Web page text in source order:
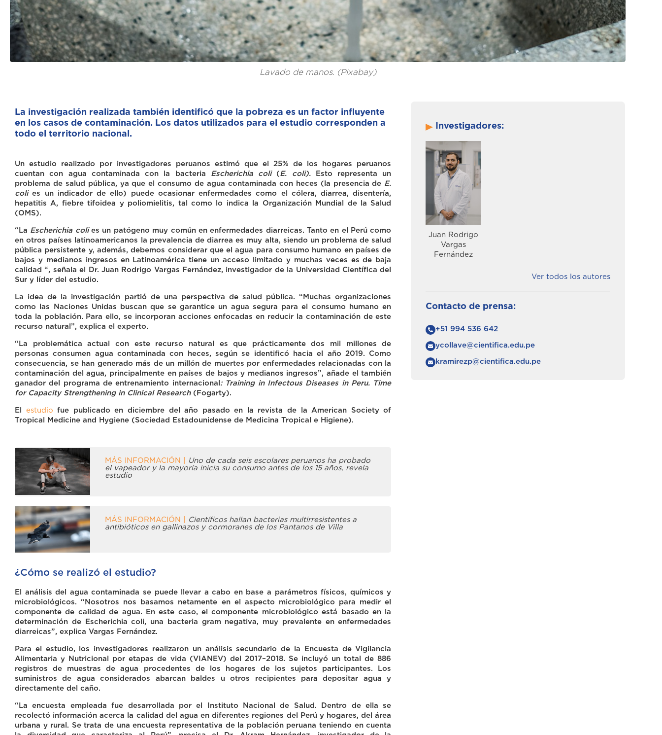
Lavado de manos. (Pixabay)
La investigación realizada también identificó que la pobreza es un factor influyente
en los casos de contaminación. Los datos utilizados para el estudio corresponden a
todo el territorio nacional.
Un estudio realizado por investigadores peruanos estimó que el 25% de los hogares peruanos
cuentan con agua contaminada con la bacteria Escherichia coli(E. coli). Esto representa un
problema de salud pública, ya que el consumo de agua contaminada con heces (la presencia de E.
colies un indicador de ello) puede ocasionar enfermedades como el cólera, diarrea, disentería,
hepatitis A, fiebre tifoidea y poliomielitis, tal como lo indica la Organización Mundial de la Salud
(OMS).
“La Escherichia colies un patógeno muy común en enfermedades diarreicas. Tanto en el Perú como
en otros países latinoamericanos la prevalencia de diarrea es muy alta, siendo un problema de salud
pública persistente y, además, debemos considerar que el agua para consumo humano en países de
bajos y medianos ingresos en Latinoamérica tiene un acceso limitado y muchas veces es de baja
calidad “, señala el Dr. Juan Rodrigo Vargas Fernández, investigador de la Universidad Científica del
Sur y líder del estudio.
La idea de la investigación partió de una perspectiva de salud pública. “Muchas organizaciones
como las Naciones Unidas buscan que se garantice un agua segura para el consumo humano en
toda la población. Para ello, se incorporan acciones enfocadas en reducir la contaminación de este
recurso natural”, explica el experto.
“La problemática actual con este recurso natural es que prácticamente dos mil millones de
personas consumen agua contaminada con heces, según se identificó hacia el año 2019. Como
consecuencia, se han generado más de un millón de muertes por enfermedades relacionadas con la
contaminación del agua, principalmente en países de bajos y medianos ingresos”, añade el también
ganador del programa de entrenamiento internacional: Training in Infectous Diseases in Peru. Time
for Capacity Strengthening in Clinical Research(Fogarty).
El estudio fue publicado en diciembre del año pasado en la revista de la American Society of
Tropical Medicine and Hygiene (Sociedad Estadounidense de Medicina Tropical e Higiene).
MÁS INFORMACIÓN |
Uno de cada seis escolares peruanos ha probado
el vapeador y la mayoría inicia su consumo antes de los 15 años, revela
estudio
MÁS INFORMACIÓN |
Científicos hallan bacterias multirresistentes a
antibióticos en gallinazos y cormoranes de los Pantanos de Villa
¿Cómo se realizó el estudio?
El análisis del agua contaminada se puede llevar a cabo en base a parámetros físicos, químicos y
microbiológicos. “Nosotros nos basamos netamente en el aspecto microbiológico para medir el
componente de calidad de agua. En este caso, el componente microbiológico está basado en la
determinación de Escherichia coli, una bacteria gram negativa, muy prevalente en enfermedades
diarreicas”, explica Vargas Fernández.
Para el estudio, los investigadores realizaron un análisis secundario de la Encuesta de Vigilancia
Alimentaria y Nutricional por etapas de vida (VIANEV) del 2017–2018. Se incluyó un total de 886
registros de muestras de agua procedentes de los hogares de los sujetos participantes. Los
suministros de agua considerados abarcan baldes u otros recipientes para depositar agua y
directamente del caño.
“La encuesta empleada fue desarrollada por el Instituto Nacional de Salud. Dentro de ella se
recolectó información acerca la calidad del agua en diferentes regiones del Perú y hogares, del área
urbana y rural. Se trata de una encuesta representativa de la población peruana teniendo en cuenta
Investigadores:
Juan Rodrigo
Vargas
Fernández
Ver todos los autores
Contacto de prensa:
+51 994 536 642
ycollave@cientifica.edu.pe
kramirezp@cientifica.edu.pe